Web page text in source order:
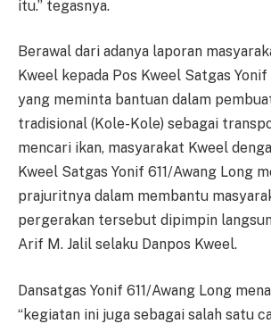
itu.” tegasnya.
Berawal dari adanya laporan
Kweel kepada Pos Kweel Satgas Yonif
yang meminta bantuan dalam
tradisional (Kole-Kole) sebagai
mencari ikan, masyarakat Kweel
Kweel Satgas Yonif 611/Awang Long
prajuritnya dalam membantu
pergerakan tersebut dipimpin
Arif M. Jalil selaku Danpos Kweel.
Dansatgas Yonif 611/Awang Long
“kegiatan ini juga sebagai salah satu